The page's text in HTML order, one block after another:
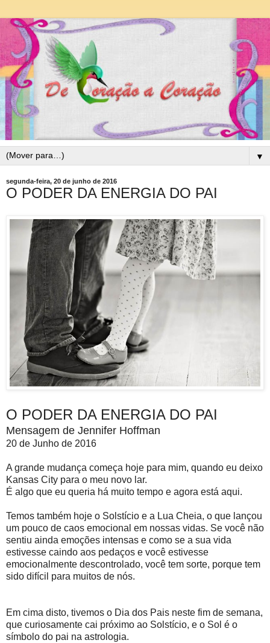
▼
segunda-feira, 20 de junho de 2016
O PODER DA ENERGIA DO PAI
O PODER DA ENERGIA DO PAI
Mensagem de Jennifer Hoffman
20 de Junho de 2016
A grande mudança começa hoje para mim, quando eu deixo
Kansas City para o meu novo lar.
É algo que eu queria há muito tempo e agora está aqui.
Temos também hoje o Solstício e a Lua Cheia, o que lançou
um pouco de caos emocional em nossas vidas. Se você não
sentiu ainda emoções intensas e como se a sua vida
estivesse caindo aos pedaços e você estivesse
emocionalmente descontrolado, você tem sorte, porque tem
sido difícil para muitos de nós.
Em cima disto, tivemos o Dia dos Pais neste fim de semana,
que curiosamente cai próximo ao Solstício, e o Sol é o
símbolo do pai na astrologia.